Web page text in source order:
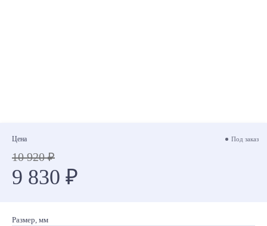
Цена Под заказ
10 920 ₽
9 830 ₽
Размер, мм